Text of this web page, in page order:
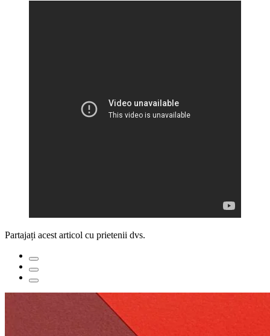
Partajați acest articol cu prietenii dvs.